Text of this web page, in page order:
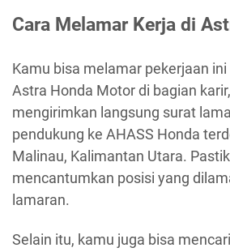
Cara Melamar Kerja di
Kamu bisa melamar pekerjaan
Astra Honda Motor di bagian
mengirimkan langsung surat
pendukung ke AHASS Honda
Malinau, Kalimantan Utara.
mencantumkan posisi yang
lamaran.
Selain itu, kamu juga bisa